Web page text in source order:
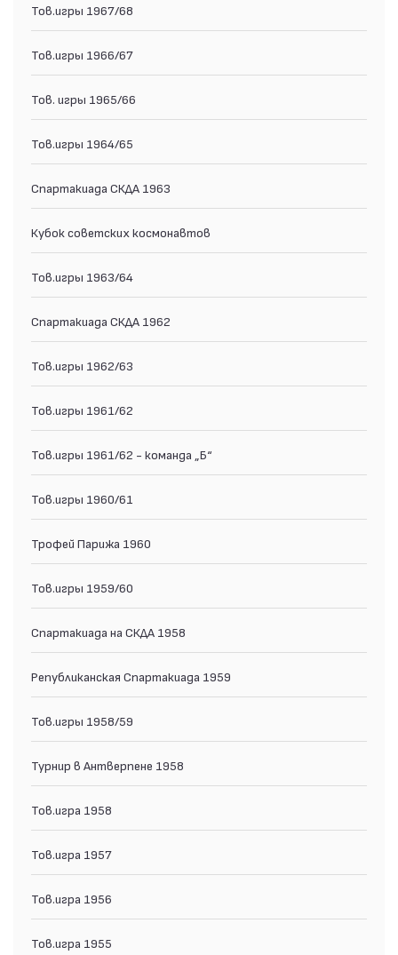
Тов.игры 1967/68
Тов.игры 1966/67
Тов. игры 1965/66
Тов.игры 1964/65
Спартакиада СКДА 1963
Кубок советских космонавтов
Тов.игры 1963/64
Спартакиада СКДА 1962
Тов.игры 1962/63
Тов.игры 1961/62
Тов.игры 1961/62 - команда „Б“
Тов.игры 1960/61
Трофей Парижа 1960
Тов.игры 1959/60
Спартакиада на СКДА 1958
Републиканская Спартакиада 1959
Тов.игры 1958/59
Турнир в Антверпене 1958
Тов.игра 1958
Тов.игра 1957
Тов.игра 1956
Тов.игра 1955